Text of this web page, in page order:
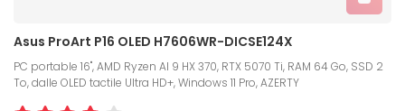
Asus ProArt P16 OLED H7606WR-DICSE124X
PC portable 16", AMD Ryzen AI 9 HX 370, RTX 5070 Ti, RAM 64 Go, SSD 2
To, dalle OLED tactile Ultra HD+, Windows 11 Pro, AZERTY